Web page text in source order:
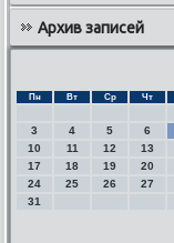
Архив записей
Пн Вт Ср Чт
3
4 5 6
10
11 12 13
17
18 19 20
24
25 26 27
31